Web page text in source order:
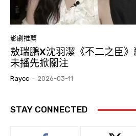
影劇推薦
敖瑞鵬X沈羽潔《不二之臣
未播先掀關注
Raycc - 2026-03-11
STAY CONNECTED